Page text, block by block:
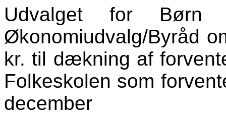
Udvalget for
Økonomiudvalg/Byråd
kr. til dækning af
Folkeskolen som
december